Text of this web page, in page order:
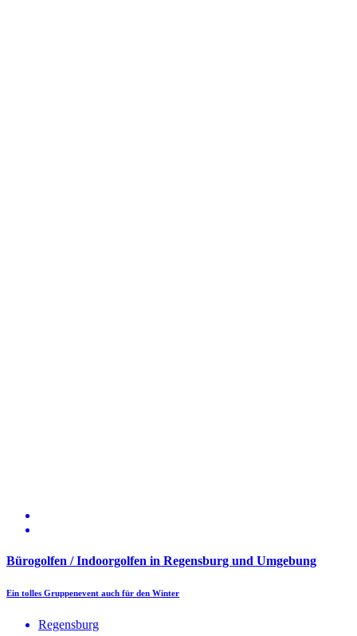
Bürogolfen / Indoorgolfen in Regensburg und Umgebung
Ein tolles Gruppenevent auch für den Winter
Regensburg